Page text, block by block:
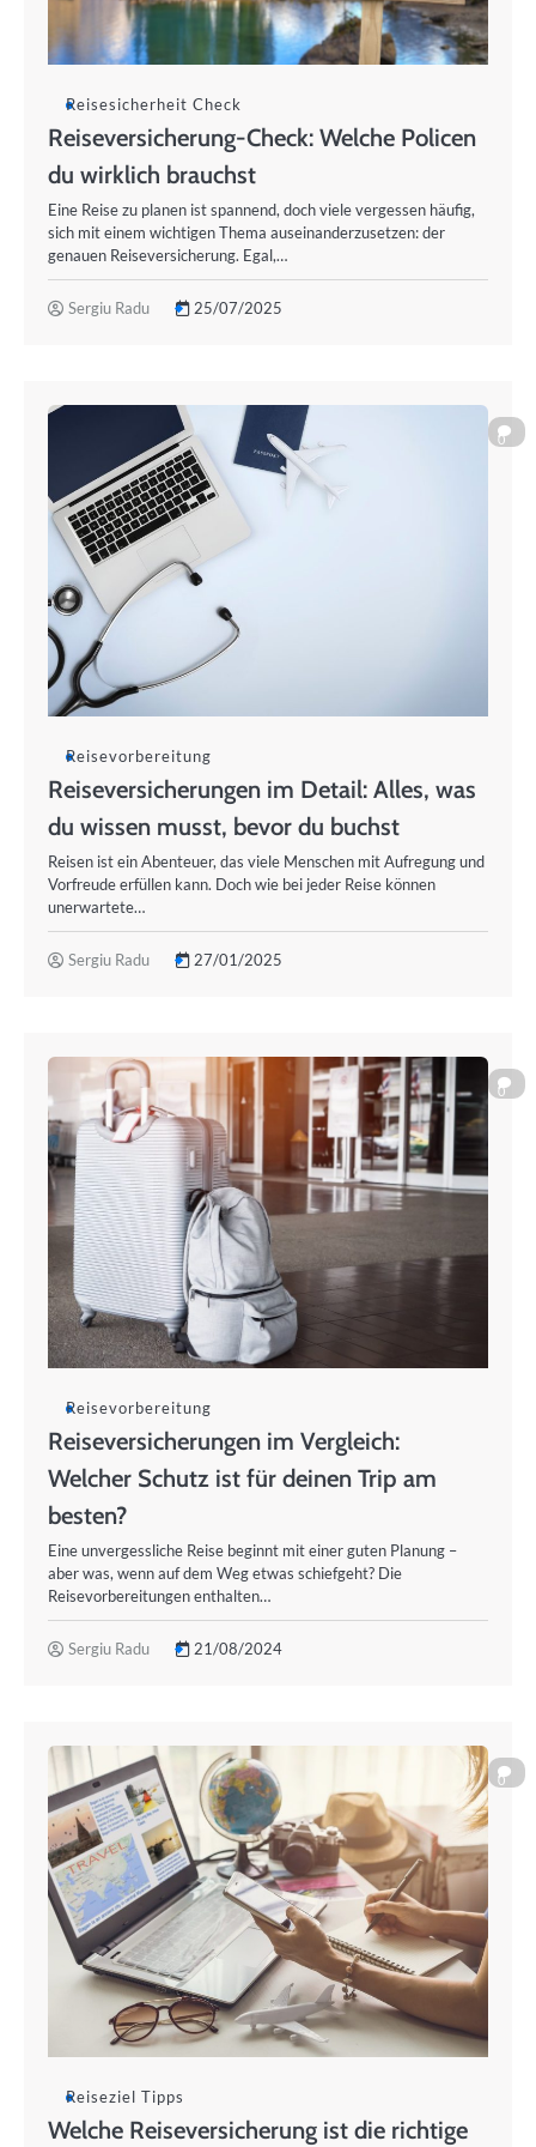
Reisesicherheit Check
Reiseversicherung-Check: Welche Policen
du wirklich brauchst
Eine Reise zu planen ist spannend, doch viele vergessen häufig,
sich mit einem wichtigen Thema auseinanderzusetzen: der
genauen Reiseversicherung. Egal,…
Sergiu Radu 25/07/2025
0
Reisevorbereitung
Reiseversicherungen im Detail: Alles, was
du wissen musst, bevor du buchst
Reisen ist ein Abenteuer, das viele Menschen mit Aufregung und
Vorfreude erfüllen kann. Doch wie bei jeder Reise können
unerwartete…
Sergiu Radu 27/01/2025
0
Reisevorbereitung
Reiseversicherungen im Vergleich:
Welcher Schutz ist für deinen Trip am
besten?
Eine unvergessliche Reise beginnt mit einer guten Planung –
aber was, wenn auf dem Weg etwas schiefgeht? Die
Reisevorbereitungen enthalten…
Sergiu Radu 21/08/2024
0
Reiseziel Tipps
Welche Reiseversicherung ist die richtige